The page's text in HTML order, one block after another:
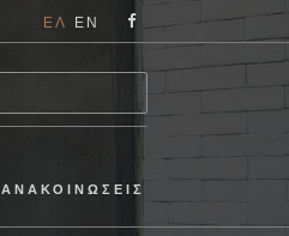
ΕΛ EN
ΑΝΑΚΟΙΝΩΣΕΙΣ